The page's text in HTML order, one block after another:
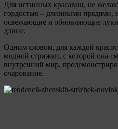
Для истинных красавиц, не
гордостью – длинными прядями,
освежающие и обновляющие
длине.
Одним словом, для каждой
модной стрижки, с которой она
внутренний мир,
очарование.